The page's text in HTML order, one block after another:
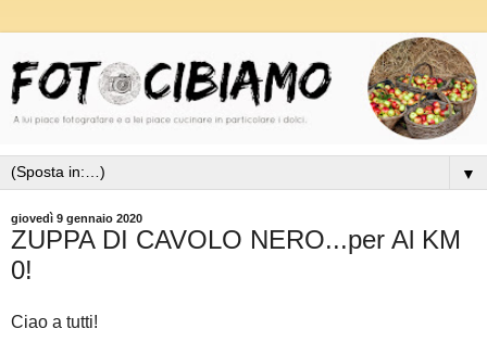
▼
giovedì 9 gennaio 2020
ZUPPA DI CAVOLO NERO...per Al KM
0!
Ciao a tutti!